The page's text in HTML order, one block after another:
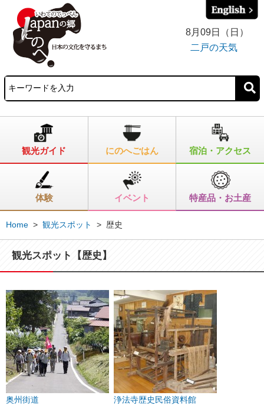
8月09日（日）
二戸の天気
観光ガイド にのへごはん 宿泊・アクセス
体験 イベント 特産品・お土産
Home > 観光スポット > 歴史
観光スポット【歴史】
奥州街道 浄法寺歴史民俗資料館